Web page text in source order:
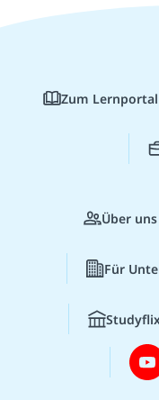
Zum Lernportal
Über uns
Für